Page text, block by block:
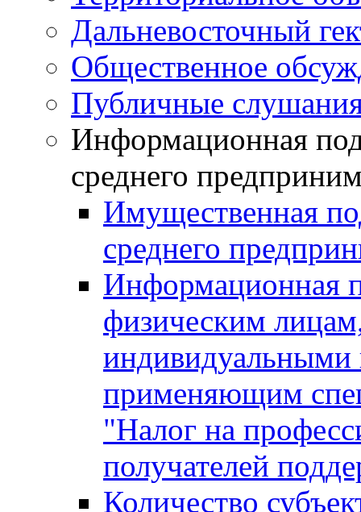
Дальневосточный
Общественное
Публичные
Информационная
среднего
Имущественная
среднего
Информационная
физическим
индивидуальными
применяющим
"Налог на
получателей
Количество